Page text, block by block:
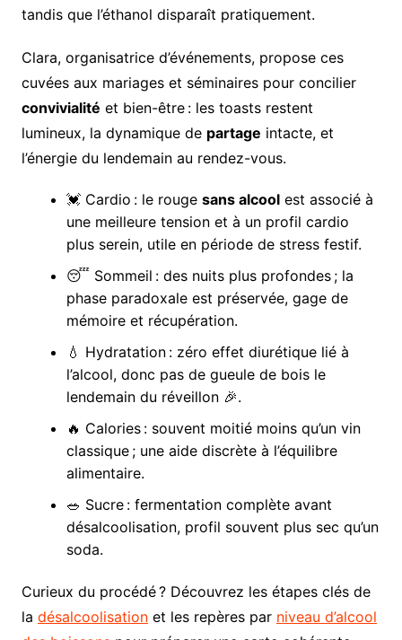
tandis que l’éthanol disparaît pratiquement.
Clara, organisatrice d’événements, propose ces
cuvées aux mariages et séminaires pour concilier
convivialité et bien-être : les toasts restent
lumineux, la dynamique de partage intacte, et
l’énergie du lendemain au rendez-vous.
💓 Cardio : le rouge sans alcoolest associé à
une meilleure tension et à un profil cardio
plus serein, utile en période de stress festif.
😴 Sommeil : des nuits plus profondes ; la
phase paradoxale est préservée, gage de
mémoire et récupération.
💧 Hydratation : zéro effet diurétique lié à
l’alcool, donc pas de gueule de bois le
lendemain du réveillon 🎉.
🔥 Calories : souvent moitié moins qu’un vin
classique ; une aide discrète à l’équilibre
alimentaire.
🥗 Sucre : fermentation complète avant
désalcoolisation, profil souvent plus sec qu’un
soda.
Curieux du procédé ? Découvrez les étapes clés de
la désalcoolisationet les repères par niveau d’alcool